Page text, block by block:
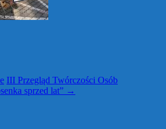
III Przegląd Twórczości Osób
sprzed lat” →